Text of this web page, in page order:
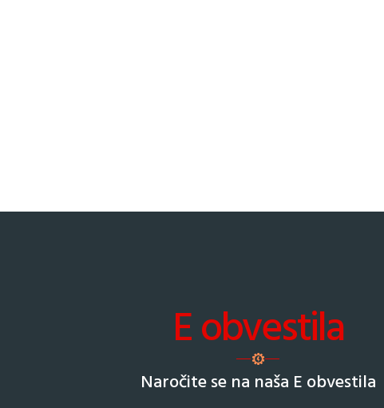
E obvestila
Naročite se na naša E obvestila